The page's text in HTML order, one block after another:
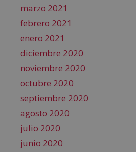
marzo 2021
febrero 2021
enero 2021
diciembre 2020
noviembre 2020
octubre 2020
septiembre 2020
agosto 2020
julio 2020
junio 2020